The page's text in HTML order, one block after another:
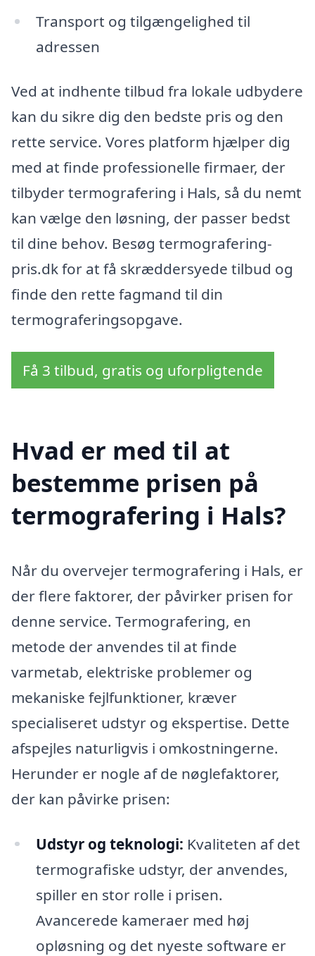
Transport og tilgængelighed til
adressen
Ved at indhente tilbud fra lokale udbydere
kan du sikre dig den bedste pris og den
rette service. Vores platform hjælper dig
med at finde professionelle firmaer, der
tilbyder termografering i Hals, så du nemt
kan vælge den løsning, der passer bedst
til dine behov. Besøg termografering-
pris.dk for at få skræddersyede tilbud og
finde den rette fagmand til din
termograferingsopgave.
Få 3 tilbud, gratis og uforpligtende
Hvad er med til at
bestemme prisen på
termografering i Hals?
Når du overvejer termografering i Hals, er
der flere faktorer, der påvirker prisen for
denne service. Termografering, en
metode der anvendes til at finde
varmetab, elektriske problemer og
mekaniske fejlfunktioner, kræver
specialiseret udstyr og ekspertise. Dette
afspejles naturligvis i omkostningerne.
Herunder er nogle af de nøglefaktorer,
der kan påvirke prisen:
Udstyr og teknologi: Kvaliteten af det
termografiske udstyr, der anvendes,
spiller en stor rolle i prisen.
Avancerede kameraer med høj
opløsning og det nyeste software er